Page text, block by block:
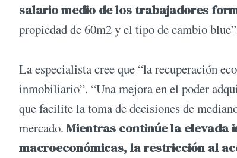
salario medio de los trabajadores
propiedad de 60m2 y el tipo de cambio
La especialista cree que “la recuperación
inmobiliario”. “Una mejora en el poder
que facilite la toma de decisiones de
mercado. Mientras continúe la elevada
macroeconómicas, la restricción al